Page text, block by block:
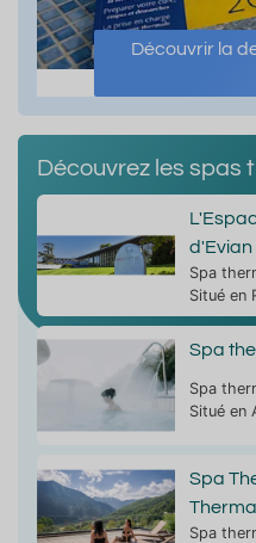
Découvrir la
Découvrez les spas
d'Evian
Spa
Situé en
Spa
Spa
Situé en
Spa
Thermal
Spa